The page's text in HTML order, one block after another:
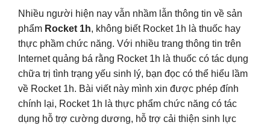
Nhiều người hiện nay vẫn nhầm lẫn thông tin về sản
phẩm Rocket 1h, không biết Rocket 1h là thuốc hay
thực phầm chức năng. Với nhiều trang thông tin trên
Internet quảng bá rằng Rocket 1h là thuốc có tác dụng
chữa trị tình trạng yếu sinh lý, bạn đọc có thể hiểu lầm
về Rocket 1h. Bài viết này mình xin được phép đính
chính lại, Rocket 1h là thực phẩm chức năng có tác
dụng hỗ trợ cường dương, hỗ trợ cải thiện sinh lực